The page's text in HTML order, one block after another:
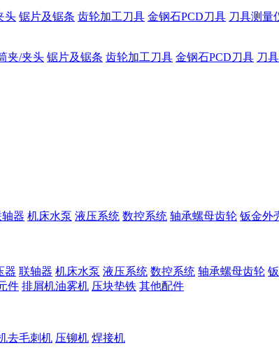
头 锯片及锯条 齿轮加工刀具 金钢石PCD刀具 刀具测量
夹/夹头 锯片及锯条 齿轮加工刀具 金钢石PCD刀具 刀
器 机床水泵 液压系统 数控系统 轴承螺母齿轮 钣金外
器 联轴器 机床水泵 液压系统 数控系统 轴承螺母齿轮
件 排屑机油雾机 压块垫铁 其他配件
去毛刺机 压铆机 焊接机